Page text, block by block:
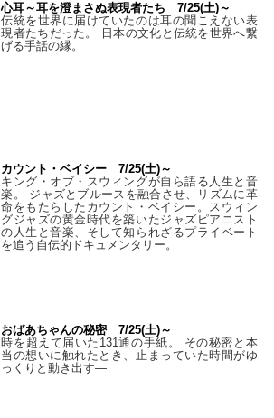
心耳～耳を澄まさぬ表現者たち 7/25(土)～
伝統を世界に届けていたのは耳の聞こえない表
現者たちだった。 日本の文化と伝統を世界へ繋
げる手話の縁。
カウント・ベイシー 7/25(土)～
キング・オブ・スウィングが自ら語る人生と音
楽。 ジャズとブルースを融合させ、リズムに革
命をもたらしたカウント・ベイシー。スウィン
グジャズの黄金時代を築いたジャズピアニスト
の人生と音楽、そして知られざるプライベート
を追う自伝的ドキュメンタリー。
おばあちゃんの秘密 7/25(土)～
時を超えて届いた131通の手紙。 その秘密と本
当の想いに触れたとき、止まっていた時間がゆ
っくりと動き出す―